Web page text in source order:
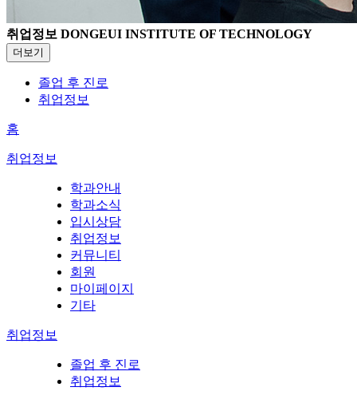
취업정보 DONGEUI INSTITUTE OF TECHNOLOGY
더보기
졸업 후 진로
취업정보
홈
취업정보
학과안내
학과소식
입시상담
취업정보
커뮤니티
회원
마이페이지
기타
취업정보
졸업 후 진로
취업정보